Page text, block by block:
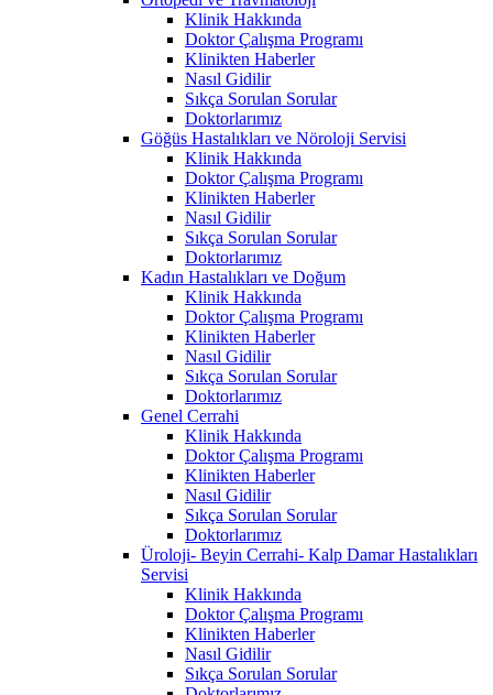
Klinik Hakkında
Doktor Çalışma Programı
Klinikten Haberler
Nasıl Gidilir
Sıkça Sorulan Sorular
Doktorlarımız
Göğüs Hastalıkları ve Nöroloji Servisi
Klinik Hakkında
Doktor Çalışma Programı
Klinikten Haberler
Nasıl Gidilir
Sıkça Sorulan Sorular
Doktorlarımız
Kadın Hastalıkları ve Doğum
Klinik Hakkında
Doktor Çalışma Programı
Klinikten Haberler
Nasıl Gidilir
Sıkça Sorulan Sorular
Doktorlarımız
Genel Cerrahi
Klinik Hakkında
Doktor Çalışma Programı
Klinikten Haberler
Nasıl Gidilir
Sıkça Sorulan Sorular
Doktorlarımız
Üroloji- Beyin Cerrahi- Kalp Damar Hastalıkları
Servisi
Klinik Hakkında
Doktor Çalışma Programı
Klinikten Haberler
Nasıl Gidilir
Sıkça Sorulan Sorular